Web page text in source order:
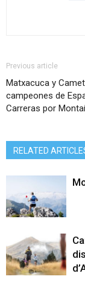
Previous article
Matxacuca y
campeones de
Carreras por
RELATED